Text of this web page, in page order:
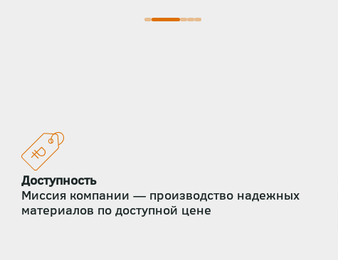
Доступность
Миссия компании — производство надежных
материалов по доступной цене